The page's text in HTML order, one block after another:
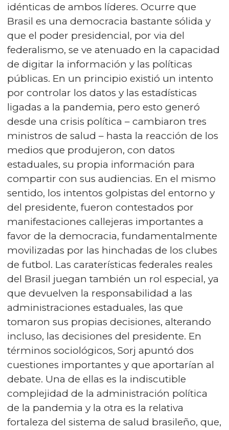
idénticas de ambos líderes. Ocurre que
Brasil es una democracia bastante sólida y
que el poder presidencial, por via del
federalismo, se ve atenuado en la capacidad
de digitar la información y las políticas
públicas. En un principio existió un intento
por controlar los datos y las estadísticas
ligadas a la pandemia, pero esto generó
desde una crisis política – cambiaron tres
ministros de salud – hasta la reacción de los
medios que produjeron, con datos
estaduales, su propia información para
compartir con sus audiencias. En el mismo
sentido, los intentos golpistas del entorno y
del presidente, fueron contestados por
manifestaciones callejeras importantes a
favor de la democracia, fundamentalmente
movilizadas por las hinchadas de los clubes
de futbol. Las caraterísticas federales reales
del Brasil juegan también un rol especial, ya
que devuelven la responsabilidad a las
administraciones estaduales, las que
tomaron sus propias decisiones, alterando
incluso, las decisiones del presidente. En
términos sociológicos, Sorj apuntó dos
cuestiones importantes y que aportarían al
debate. Una de ellas es la indiscutible
complejidad de la administración política
de la pandemia y la otra es la relativa
fortaleza del sistema de salud brasileño, que,